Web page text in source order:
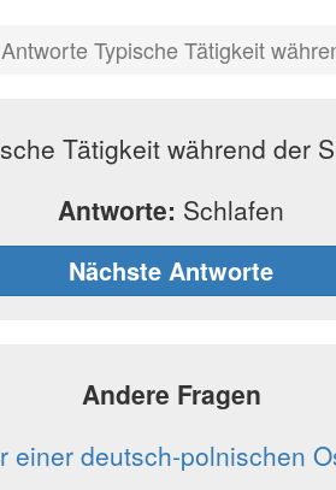
Antworte Typische Tätigkeit
Tätigkeit während der
Antworte: Schlafen
Nächste Antworte
Andere Fragen
einer deutsch-polnischen